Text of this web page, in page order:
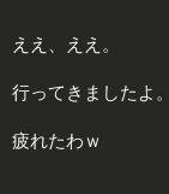
ええ、ええ。
行ってきましたよ。
疲れたわｗ